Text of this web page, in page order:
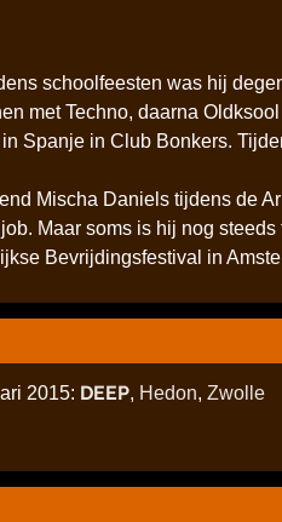
schoolfeesten was hij
met Techno, daarna
Spanje in Club Bonkers.
Mischa Daniels tijdens de
Maar soms is hij nog
Bevrijdingsfestival in
2015: DEEP, Hedon, Zwolle